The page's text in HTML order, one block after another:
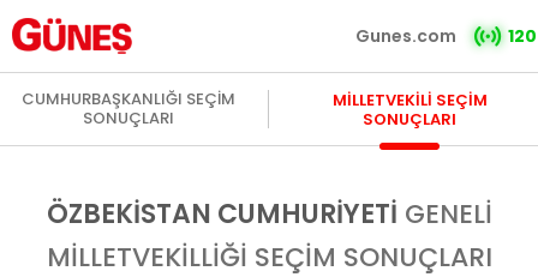
Gunes.com 120
CUMHURBAŞKANLIĞI SEÇİM
SONUÇLARI
MİLLETVEKİLİ SEÇİM
SONUÇLARI
ÖZBEKİSTAN CUMHURİYETİ GENELİ
MİLLETVEKİLLİĞİ SEÇİM SONUÇLARI